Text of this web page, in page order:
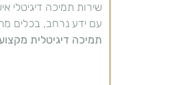
שירות תמיכה דיגיטלי
עם ידע נרחב, בכלים
תמיכה דיגיטלית